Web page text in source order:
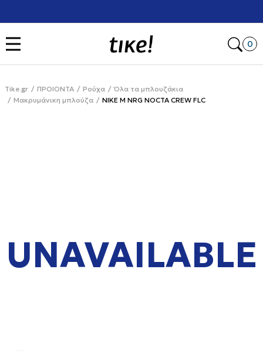
0
Tike.gr ΠΡΟΙΟΝΤΑ Ρούχα
Όλα τα μπλουζάκια
Μακρυμάνικη μπλούζα
NIKE M NRG NOCTA CREW FLC
UNAVAILABLE